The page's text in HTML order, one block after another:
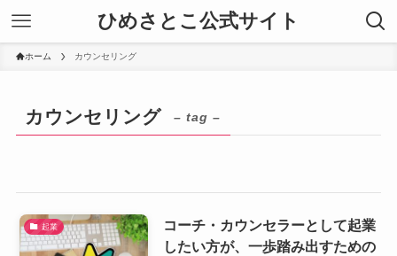
ひめさとこ公式サイト
ホーム カウンセリング
カウンセリング – tag –
起業
コーチ・カウンセラーとして起業
したい方が、一歩踏み出すための